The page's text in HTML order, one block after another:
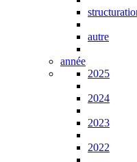
autre
année
2025
2024
2023
2022